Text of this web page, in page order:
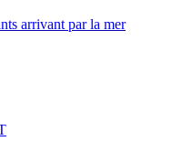
arrivant par la mer